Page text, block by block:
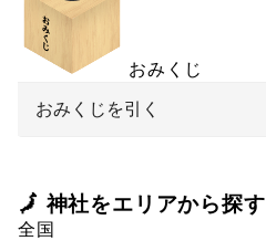
おみくじ
おみくじを引く
🗾 神社をエリアから探す
全国